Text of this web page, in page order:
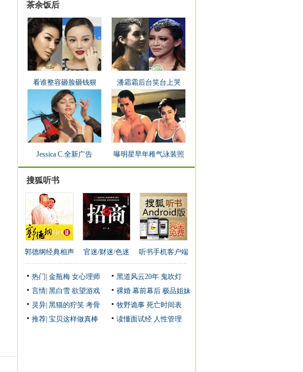
茶余饭后
看谁整容砸脸砸钱狠 潘霜霜后台笑台上哭
Jessica C.全新广告 曝明星早年稚气泳装照
搜狐听书
郭德纲经典相声 官迷/财迷/色迷 听书手机客户端
热门 金瓶梅 女心理师 黑道风云20年 鬼吹灯
言情 黑白雪 欲望游戏 裸婚 幕前幕后 极品姐妹
灵异 黑猫的狞笑 考骨 牧野诡事 死亡时间表
推荐 宝贝这样做真棒 读懂面试经 人性管理